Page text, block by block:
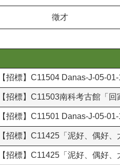
徵才
【招標】C11504 Danas-J-05-
【招標】C11503南科考古館「
【招標】C11501 Danas-J-05-
【招標】C11425「泥好、偶好
【招標】C11425「泥好、偶好